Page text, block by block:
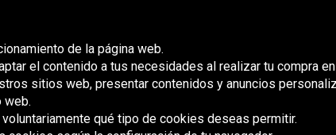
Italia MagyarországNederland Österreich Polska
Slovenská
republika
United
de la página web.
el contenido a tus necesidades al realizar tu compra
sitios web, presentar contenidos y anuncios
web.
qué tipo de cookies deseas permitir.